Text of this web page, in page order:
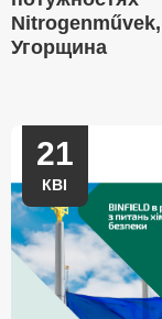
Nitrogenművek,
Угорщина
21
КВІ